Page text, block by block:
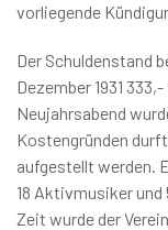
vorliegende
Der Schuldenstand
Dezember 1931
Neujahrsabend
Kostengründen
aufgestellt werden.
18 Aktivmusiker
Zeit wurde der